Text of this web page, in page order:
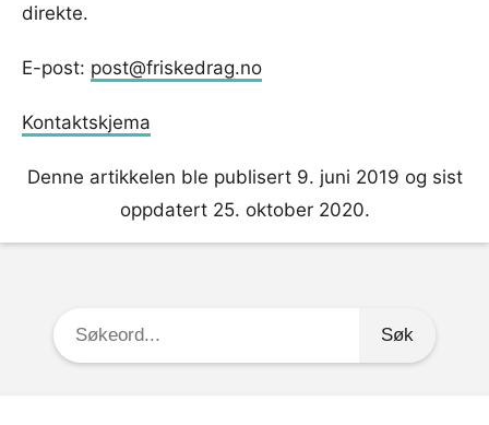
direkte.
E-post: post@friskedrag.no
Kontaktskjema
Denne artikkelen ble publisert 9. juni 2019 og sist
oppdatert 25. oktober 2020.
Søkeord: